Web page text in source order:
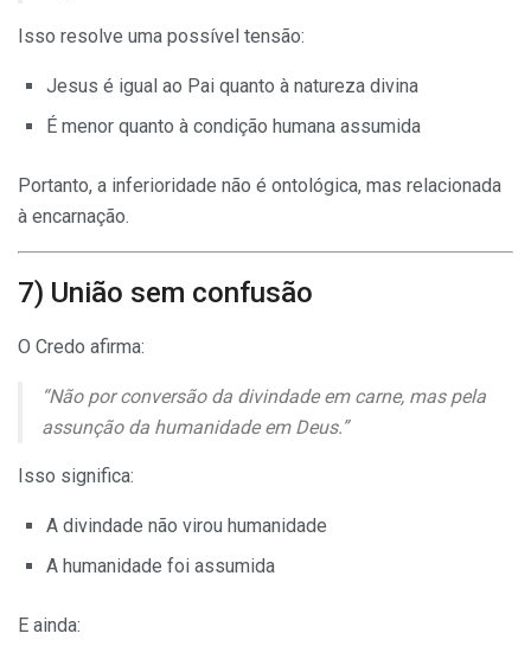
Isso resolve uma possível tensão:
Jesus é igual ao Pai quanto à natureza divina
É menor quanto à condição humana assumida
Portanto, a inferioridade não é ontológica, mas relacionada
à encarnação.
7) União sem confusão
O Credo afirma:
“Não por conversão da divindade em carne, mas pela
assunção da humanidade em Deus.”
Isso significa:
A divindade não virou humanidade
A humanidade foi assumida
E ainda: